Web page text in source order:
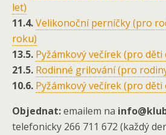
let)
11.4.Velikonoční perníčky (pro
roku)
13.5. Pyžámkový večírek (pro děti
21.5. Rodinné grilování (pro
10.6. Pyžámkový večírek (pro děti
Objednat:emailem na
telefonicky 266 711 672 (každý